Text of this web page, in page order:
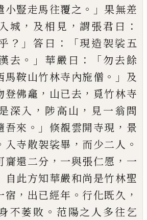
小豎走馬往覆之 。」 果無差
城 ， 及相見 ，謂張君曰 ：
？」答曰 ：「現造袈裟五
去 。」 華嚴曰 ：「勿去餘
馬鞍山竹林寺內施僧 。」 及
登佛龕 ， 山已去 ， 覓竹林寺
深入 ， 陟高山 ， 見一翁問
吾來 。」 倏覩雲開寺現 ， 景
入寺散袈裟畢 ， 而少二人 。
齎還二分 ， 一與張仁愿 ， 一
自此方知華嚴和尚是竹林聖
宿 ， 出已經年 。行化既久 ，
不萎敗 。 范陽之人多往乞